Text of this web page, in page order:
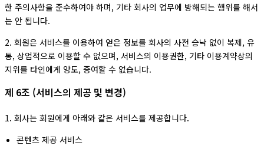
한 주의사항을 준수하여야 하며, 기타 회사의 업무에 방해되는 행위를 해서
는 안 됩니다.
2. 회원은 서비스를 이용하여 얻은 정보를 회사의 사전 승낙 없이 복제, 유
통, 상업적으로 이용할 수 없으며, 서비스의 이용권한, 기타 이용계약상의
지위를 타인에게 양도, 증여할 수 없습니다.
제 6조 (서비스의 제공 및 변경)
1. 회사는 회원에게 아래와 같은 서비스를 제공합니다.
콘텐츠 제공 서비스